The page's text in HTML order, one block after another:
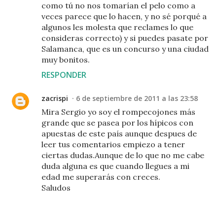
como tú no nos tomarían el pelo como a
veces parece que lo hacen, y no sé porqué a
algunos les molesta que reclames lo que
consideras correcto) y si puedes pasate por
Salamanca, que es un concurso y una ciudad
muy bonitos.
RESPONDER
zacrispi 6 de septiembre de 2011 a las 23:58
Mira Sergio yo soy el rompecojones más
grande que se pasea por los hípicos con
apuestas de este país aunque despues de
leer tus comentarios empiezo a tener
ciertas dudas.Aunque de lo que no me cabe
duda alguna es que cuando llegues a mi
edad me superarás con creces.
Saludos